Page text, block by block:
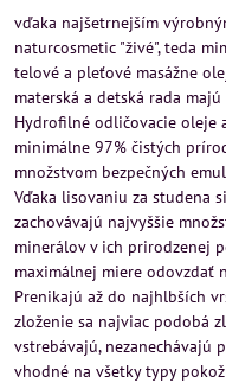
vďaka najšetrnejším
naturcosmetic "živé", teda
telové a pleťové masážne
materská a detská rada
Hydrofilné odličovacie oleje
minimálne 97% čistých
množstvom bezpečných
Vďaka lisovaniu za studena
zachovávajú najvyššie
minerálov v ich prirodzenej
maximálnej miere odovzdať
Prenikajú až do najhlbších
zloženie sa najviac podobá
vstrebávajú, nezanechávajú
vhodné na všetky typy